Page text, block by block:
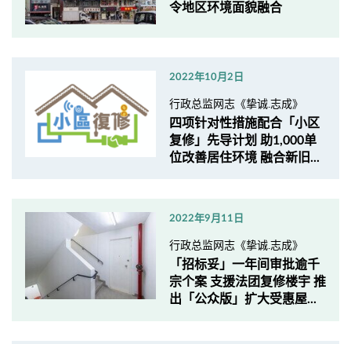
令地区环境面貌融合
2022年10月2日
行政总监网志《挚诚.志成》
四项针对性措施配合「小区
复修」先导计划 助1,000单
位改善居住环境 融合新旧...
2022年9月11日
行政总监网志《挚诚.志成》
「招标妥」一年间审批逾千
宗个案 支援法团复修楼宇 推
出「公众版」扩大受惠屋...